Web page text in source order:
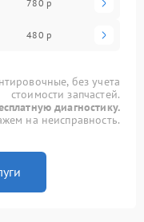
780 р
480 р
без учета
стоимости запчастей.
диагностику.
на неисправность.